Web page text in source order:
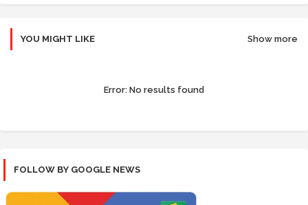
YOU MIGHT LIKE Show more
Error: No results found
FOLLOW BY GOOGLE NEWS